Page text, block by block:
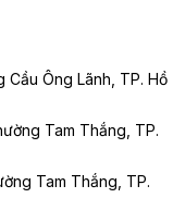
Ông Lãnh, TP. Hồ
Tam Thắng, TP.
Tam Thắng, TP.